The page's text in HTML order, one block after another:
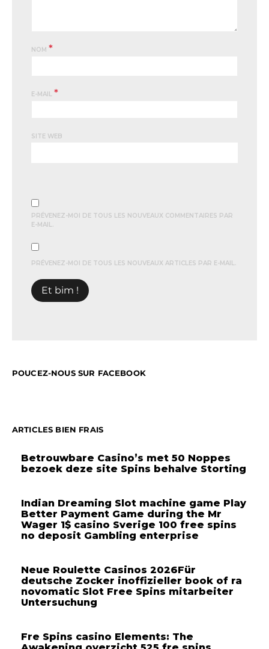
NOM *
E-MAIL *
SITE WEB
PRÉVENEZ-MOI DE TOUS LES NOUVEAUX COMMENTAIRES PAR
E-MAIL.
PRÉVENEZ-MOI DE TOUS LES NOUVEAUX ARTICLES PAR E-MAIL.
POUCEZ-NOUS SUR FACEBOOK
ARTICLES BIEN FRAIS
Betrouwbare Casino’s met 50 Noppes
bezoek deze site Spins behalve Storting
Indian Dreaming Slot machine game Play
Better Payment Game during the Mr
Wager 1$ casino Sverige 100 free spins
no deposit Gambling enterprise
Neue Roulette Casinos 2026Für
deutsche Zocker inoffizieller book of ra
novomatic Slot Free Spins mitarbeiter
Untersuchung
Fre Spins casino Elements: The